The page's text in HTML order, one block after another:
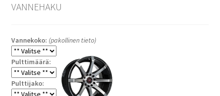
VANNEHAKU
Vannekoko: (pakollinen tieto)
Pulttimäärä:
Pulttijako: